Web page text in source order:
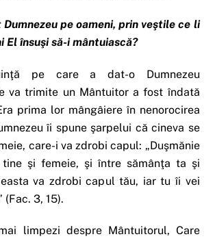
pe oameni, prin veştile ce li
El însuşi să-i mântuiască?
pe care a dat-o Dumnezeu
va trimite un Mântuitor a fost îndată
prima lor mângâiere în nenorocirea
îi spune şarpelui că cineva se
care-i va zdrobi capul: „Duşmănie
şi femeie, şi între sămânţa ta şi
va zdrobi capul tău, iar tu îi vei
3, 15).
limpezi despre Mântuitorul, Care